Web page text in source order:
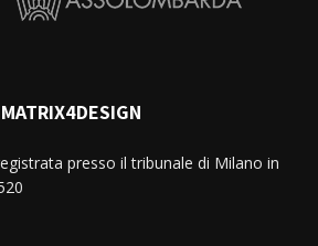
MATRIX4DESIGN
presso il tribunale di Milano in